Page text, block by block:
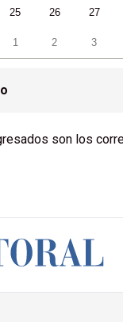
25 26 27
1 2 3
son los